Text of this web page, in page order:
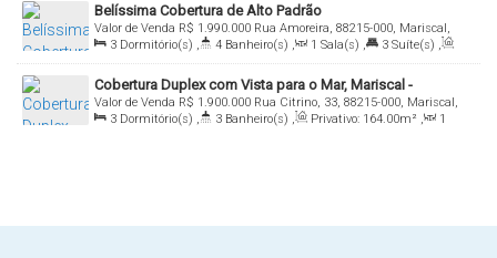
Belíssima Cobertura de Alto Padrão
R$ 1.990.000
Valor de Venda
Rua Amoreira, 88215-000, Mariscal,
Bombinhas, Santa Catarina, Brasil
3 Dormitório(s) , 4 Banheiro(s) , 1 Sala(s) , 3 Suíte(s) ,
Total: 155.00m² , 2 Vaga(s) , 100mDistância do Mar
Cobertura Duplex com Vista para o Mar, Mariscal -
Bombinhas
R$ 1.900.000
Valor de Venda
Rua Citrino, 33, 88215-000, Mariscal,
Bombinhas, Santa Catarina, Brasil
3 Dormitório(s) , 3 Banheiro(s) , Privativo: 164.00m² ,
1